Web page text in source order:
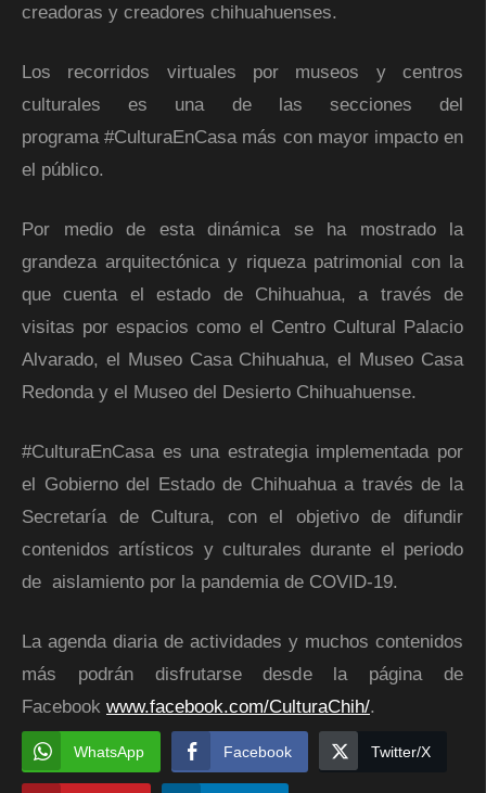
creadoras y creadores chihuahuenses.
Los recorridos virtuales por museos y centros
culturaleses una de las seccionesdel
programa#CulturaEnCasa más con mayor impacto en
el público.
Por medio de esta dinámica se ha mostrado la
grandeza arquitectónica y riqueza patrimonial con la
que cuenta el estado de Chihuahua, a través de
visitas por espacios como el Centro Cultural Palacio
Alvarado, el Museo Casa Chihuahua, el Museo Casa
Redonda y el Museo del Desierto Chihuahuense.
#CulturaEnCasa es una estrategia implementada por
el Gobierno del Estado de Chihuahua a través de la
Secretaría de Cultura, con el objetivo de difundir
contenidos artísticos y culturales durante el periodo
de aislamiento por la pandemia de COVID-19.
La agenda diaria de actividades y muchos contenidos
más podrán disfrutarse desde la página de
Facebook www.facebook.com/CulturaChih/.
WhatsApp Facebook Twitter/X